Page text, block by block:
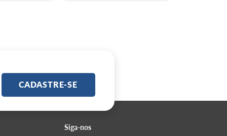
CADASTRE-SE
Siga-nos